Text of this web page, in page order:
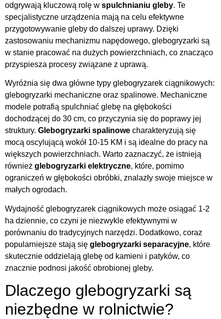
odgrywają kluczową rolę w spulchnianiu gleby. Te
specjalistyczne urządzenia mają na celu efektywne
przygotowywanie gleby do dalszej uprawy. Dzięki
zastosowaniu mechanizmu napędowego, glebogryzarki są
w stanie pracować na dużych powierzchniach, co znacząco
przyspiesza procesy związane z uprawą.
Wyróżnia się dwa główne typy glebogryzarek ciągnikowych:
glebogryzarki mechaniczne oraz spalinowe. Mechaniczne
modele potrafią spulchniać glebę na głębokości
dochodzącej do 30 cm, co przyczynia się do poprawy jej
struktury. Glebogryzarki spalinowe charakteryzują się
mocą oscylującą wokół 10-15 KM i są idealne do pracy na
większych powierzchniach. Warto zaznaczyć, że istnieją
również glebogryzarki elektryczne, które, pomimo
ograniczeń w głębokości obróbki, znalazły swoje miejsce w
małych ogrodach.
Wydajność glebogryzarek ciągnikowych może osiągać 1-2
ha dziennie, co czyni je niezwykle efektywnymi w
porównaniu do tradycyjnych narzędzi. Dodatkowo, coraz
popularniejsze stają się glebogryzarki separacyjne, które
skutecznie oddzielają glebę od kamieni i patyków, co
znacznie podnosi jakość obrobionej gleby.
Dlaczego glebogryzarki są
niezbędne w rolnictwie?